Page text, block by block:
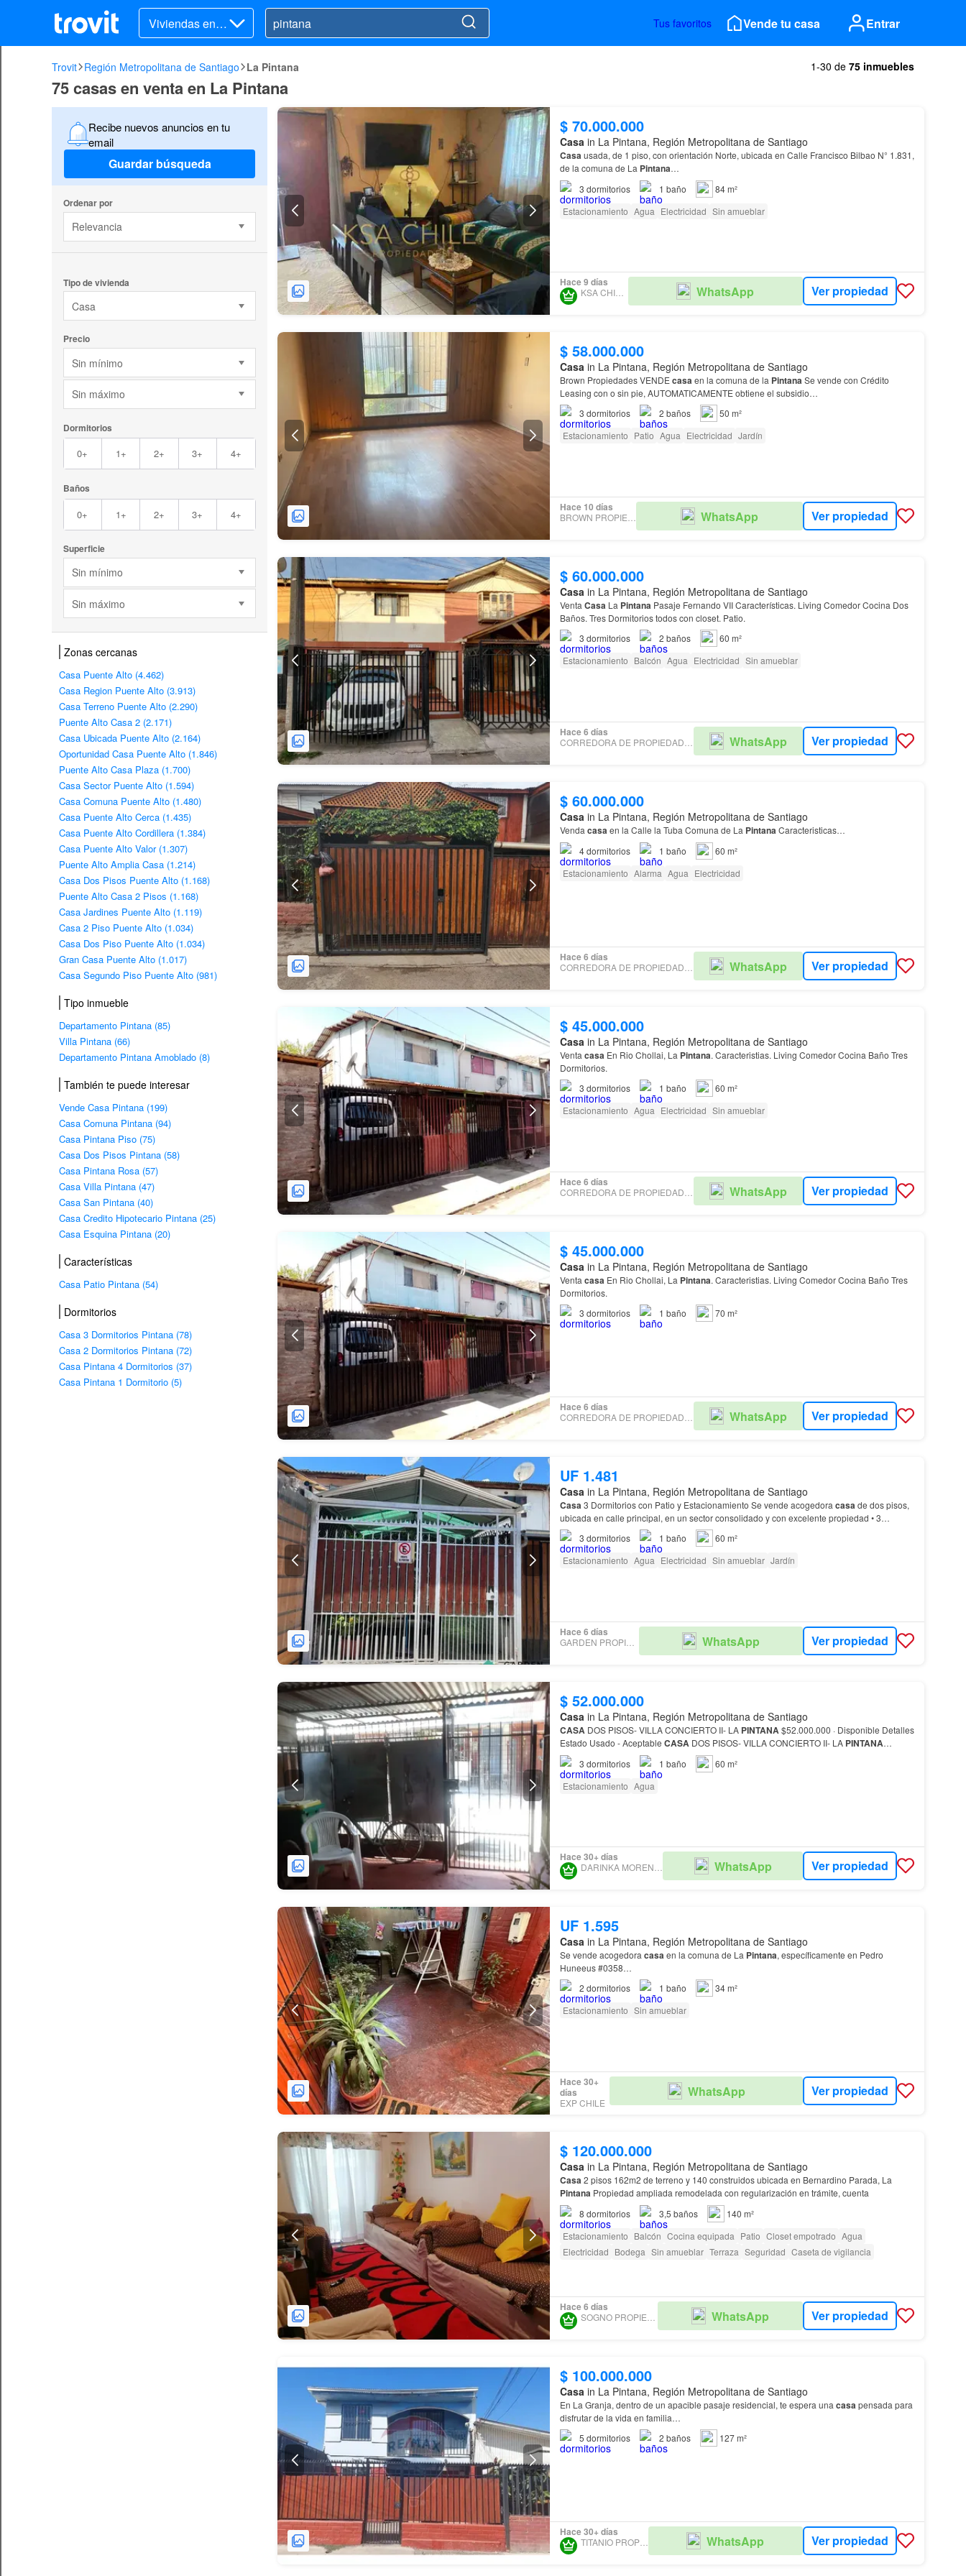
Viviendas en v
enta
Tus favoritos Vende tu casa Entrar
Trovit Región Metropolitana de Santiago La Pintana 1-30 de 75 inmuebles
75 casas en venta en La Pintana
Recibe nuevos anuncios en tu
email
Guardar búsqueda
Ordenar por
Relevancia
Tipo de vivienda
Casa
Precio
Sin mínimo
Sin máximo
Dormitorios
0+ 1+ 2+ 3+ 4+
Baños
0+ 1+ 2+ 3+ 4+
Superficie
Sin mínimo
Sin máximo
Zonas cercanas
Casa Puente Alto (4.462)
Casa Region Puente Alto (3.913)
Casa Terreno Puente Alto (2.290)
Puente Alto Casa 2 (2.171)
Casa Ubicada Puente Alto (2.164)
Oportunidad Casa Puente Alto (1.846)
Puente Alto Casa Plaza (1.700)
Casa Sector Puente Alto (1.594)
Casa Comuna Puente Alto (1.480)
Casa Puente Alto Cerca (1.435)
Casa Puente Alto Cordillera (1.384)
Casa Puente Alto Valor (1.307)
Puente Alto Amplia Casa (1.214)
Casa Dos Pisos Puente Alto (1.168)
Puente Alto Casa 2 Pisos (1.168)
Casa Jardines Puente Alto (1.119)
Casa 2 Piso Puente Alto (1.034)
Casa Dos Piso Puente Alto (1.034)
Gran Casa Puente Alto (1.017)
Casa Segundo Piso Puente Alto (981)
Tipo inmueble
Departamento Pintana (85)
Villa Pintana (66)
Departamento Pintana Amoblado (8)
También te puede interesar
Vende Casa Pintana (199)
Casa Comuna Pintana (94)
Casa Pintana Piso (75)
Casa Dos Pisos Pintana (58)
Casa Pintana Rosa (57)
Casa Villa Pintana (47)
Casa San Pintana (40)
Casa Credito Hipotecario Pintana (25)
Casa Esquina Pintana (20)
Características
Casa Patio Pintana (54)
Dormitorios
Casa 3 Dormitorios Pintana (78)
Casa 2 Dormitorios Pintana (72)
Casa Pintana 4 Dormitorios (37)
Casa Pintana 1 Dormitorio (5)
$ 70.000.000
Casain La Pintana, Región Metropolitana de Santiago
Casausada, de 1 piso, con orientación Norte, ubicada en Calle Francisco Bilbao N° 1.831,
de la comuna de La Pintana…
3 dormitorios 1 baño
84 m²
Estacionamiento Agua Electricidad Sin amueblar
Hace 9 días
KSA CHILE SPA WhatsApp Ver propiedad
$ 58.000.000
Casa in La Pintana, Región Metropolitana de Santiago
Brown Propiedades VENDE casaen la comuna de la PintanaSe vende con Crédito
Leasing con o sin pie, AUTOMATICAMENTE obtiene el subsidio…
3 dormitorios 2 baños
50 m²
Estacionamiento Patio Agua Electricidad Jardín
Hace 10 días
BROWN PROPIEDADES WhatsApp Ver propiedad
$ 60.000.000
Casa in La Pintana, Región Metropolitana de Santiago
Venta Casa La Pintana Pasaje Fernando VII Características. Living Comedor Cocina Dos
Baños. Tres Dormitorios todos con closet. Patio.
3 dormitorios 2 baños
60 m²
Estacionamiento Balcón Agua Electricidad Sin amueblar
Hace 6 días
CORREDORA DE PROPIEDADES HELI ORTIZ GONZALEZ WhatsApp Ver propiedad
$ 60.000.000
Casa in La Pintana, Región Metropolitana de Santiago
Venda casaen la Calle la Tuba Comuna de La PintanaCaracteristicas…
4dormitorios 1 baño
60 m²
Estacionamiento Alarma Agua Electricidad
Hace 6 días
CORREDORA DE PROPIEDADES HELI ORTIZ GONZALEZ WhatsApp Ver propiedad
$ 45.000.000
Casa in La Pintana, Región Metropolitana de Santiago
Venta casa En Rio Chollai, La Pintana. Caracteristias. Living Comedor Cocina Baño Tres
Dormitorios.
3 dormitorios 1 baño
60 m²
Estacionamiento Agua Electricidad Sin amueblar
Hace 6 días
CORREDORA DE PROPIEDADES HELI ORTIZ GONZALEZ WhatsApp Ver propiedad
$ 45.000.000
Casa in La Pintana, Región Metropolitana de Santiago
Venta casa En Rio Chollai, La Pintana. Caracteristias. Living Comedor Cocina Baño Tres
Dormitorios.
3 dormitorios 1 baño 70 m²
Hace 6 días
CORREDORA DE PROPIEDADES HELI ORTIZ GONZALEZ WhatsApp Ver propiedad
UF 1.481
Casa in La Pintana, Región Metropolitana de Santiago
Casa3 Dormitorios con Patio y Estacionamiento Se vende acogedora casade dos pisos,
ubicada en calle principal, en un sector consolidado y con excelente propiedad • 3
dormitorios • 1 baño • Living y comedor amplios • Cocina…
3 dormitorios 1 baño
60 m²
Estacionamiento Agua Electricidad Sin amueblar Jardín
Hace 6 días
GARDEN PROPIEDADES WhatsApp Ver propiedad
$ 52.000.000
Casa in La Pintana, Región Metropolitana de Santiago
CASA DOS PISOS- VILLA CONCIERTO II- LA PINTANA$52.000.000 · Disponible Detalles
Estado Usado - Aceptable CASA DOS PISOS- VILLA CONCIERTO II- LA PINTANA…
3 dormitorios 1 baño
60 m²
Estacionamiento Agua
Hace 30+ días
WhatsApp Ver propiedad
UF 1.595
Casa in La Pintana, Región Metropolitana de Santiago
Se vende acogedora casaen la comuna de La Pintana, específicamente en Pedro
Huneeus #0358…
2 dormitorios 1 baño
34 m²
Estacionamiento Sin amueblar
Hace 30+
días
EXP CHILE
WhatsApp Ver propiedad
$ 120.000.000
Casa in La Pintana, Región Metropolitana de Santiago
Casa2 pisos 162m2 de terreno y 140 construidos ubicada en Bernardino Parada, La
Pintana Propiedad ampliada remodelada con regularización en trámite, cuenta
8 dormitorios 3,5 baños
140 m²
Estacionamiento Balcón Cocina equipada Patio Closet empotrado Agua
Electricidad Bodega Sin amueblar Terraza Seguridad Caseta de vigilancia
Hace 6 días
WhatsApp Ver propiedad
$ 100.000.000
Casa in La Pintana, Región Metropolitana de Santiago
En La Granja, dentro de un apacible pasaje residencial, te espera una casapensada para
disfrutar de la vida en familia…
5 dormitorios 2 baños 127 m²
Hace 30+ días
TITANIO PROPIEDADES WhatsApp Ver propiedad